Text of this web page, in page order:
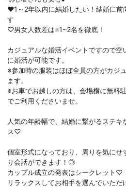
♥1～2年以内に結婚したい！結婚に前
す
♡男女人数差は±1~2名を徹底！
カジュアルな婚活イベントですので
に婚活が可能です。
※参加時の服装はほぼ全員の方がカジ
ます。
※お車でお越しの方は、会場横に無料
でご利用くださいませ。
人気の年齢幅で、結婚に繋がるステ
ス♡
個室形式になっており、周りを気にせ
り会話ができます！◎
カップル成立の発表はシークレット♡
リラックスしてお相手を選んでいただ